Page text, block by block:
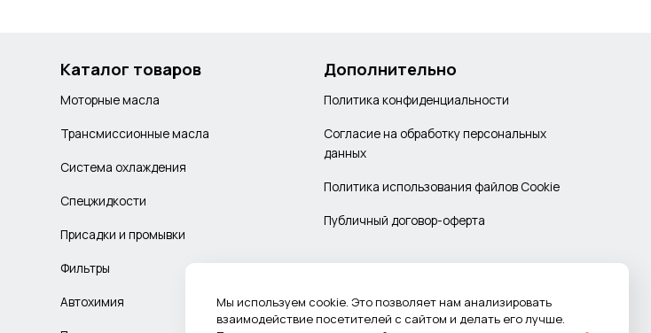
Каталог товаров
Моторные масла
Трансмиссионные масла
Система охлаждения
Спецжидкости
Присадки и промывки
Фильтры
Автохимия
Дополнительно
Политика конфиденциальности
Согласие на обработку персональных
данных
Политика использования файлов Cookie
Публичный договор-оферта
Мы используем cookie. Это позволяет нам анализировать
взаимодействие посетителей с сайтом и делать его лучше.